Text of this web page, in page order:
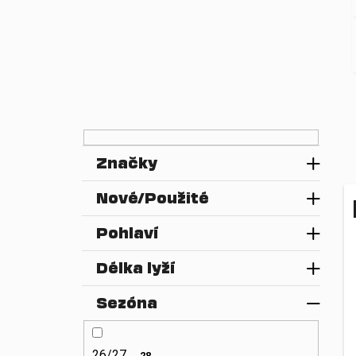
Značky
Nové/Použité
Pohlaví
Délka lyží
Sezóna
í